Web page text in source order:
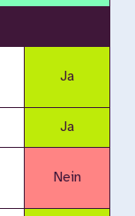
Ja
Ja
Nein